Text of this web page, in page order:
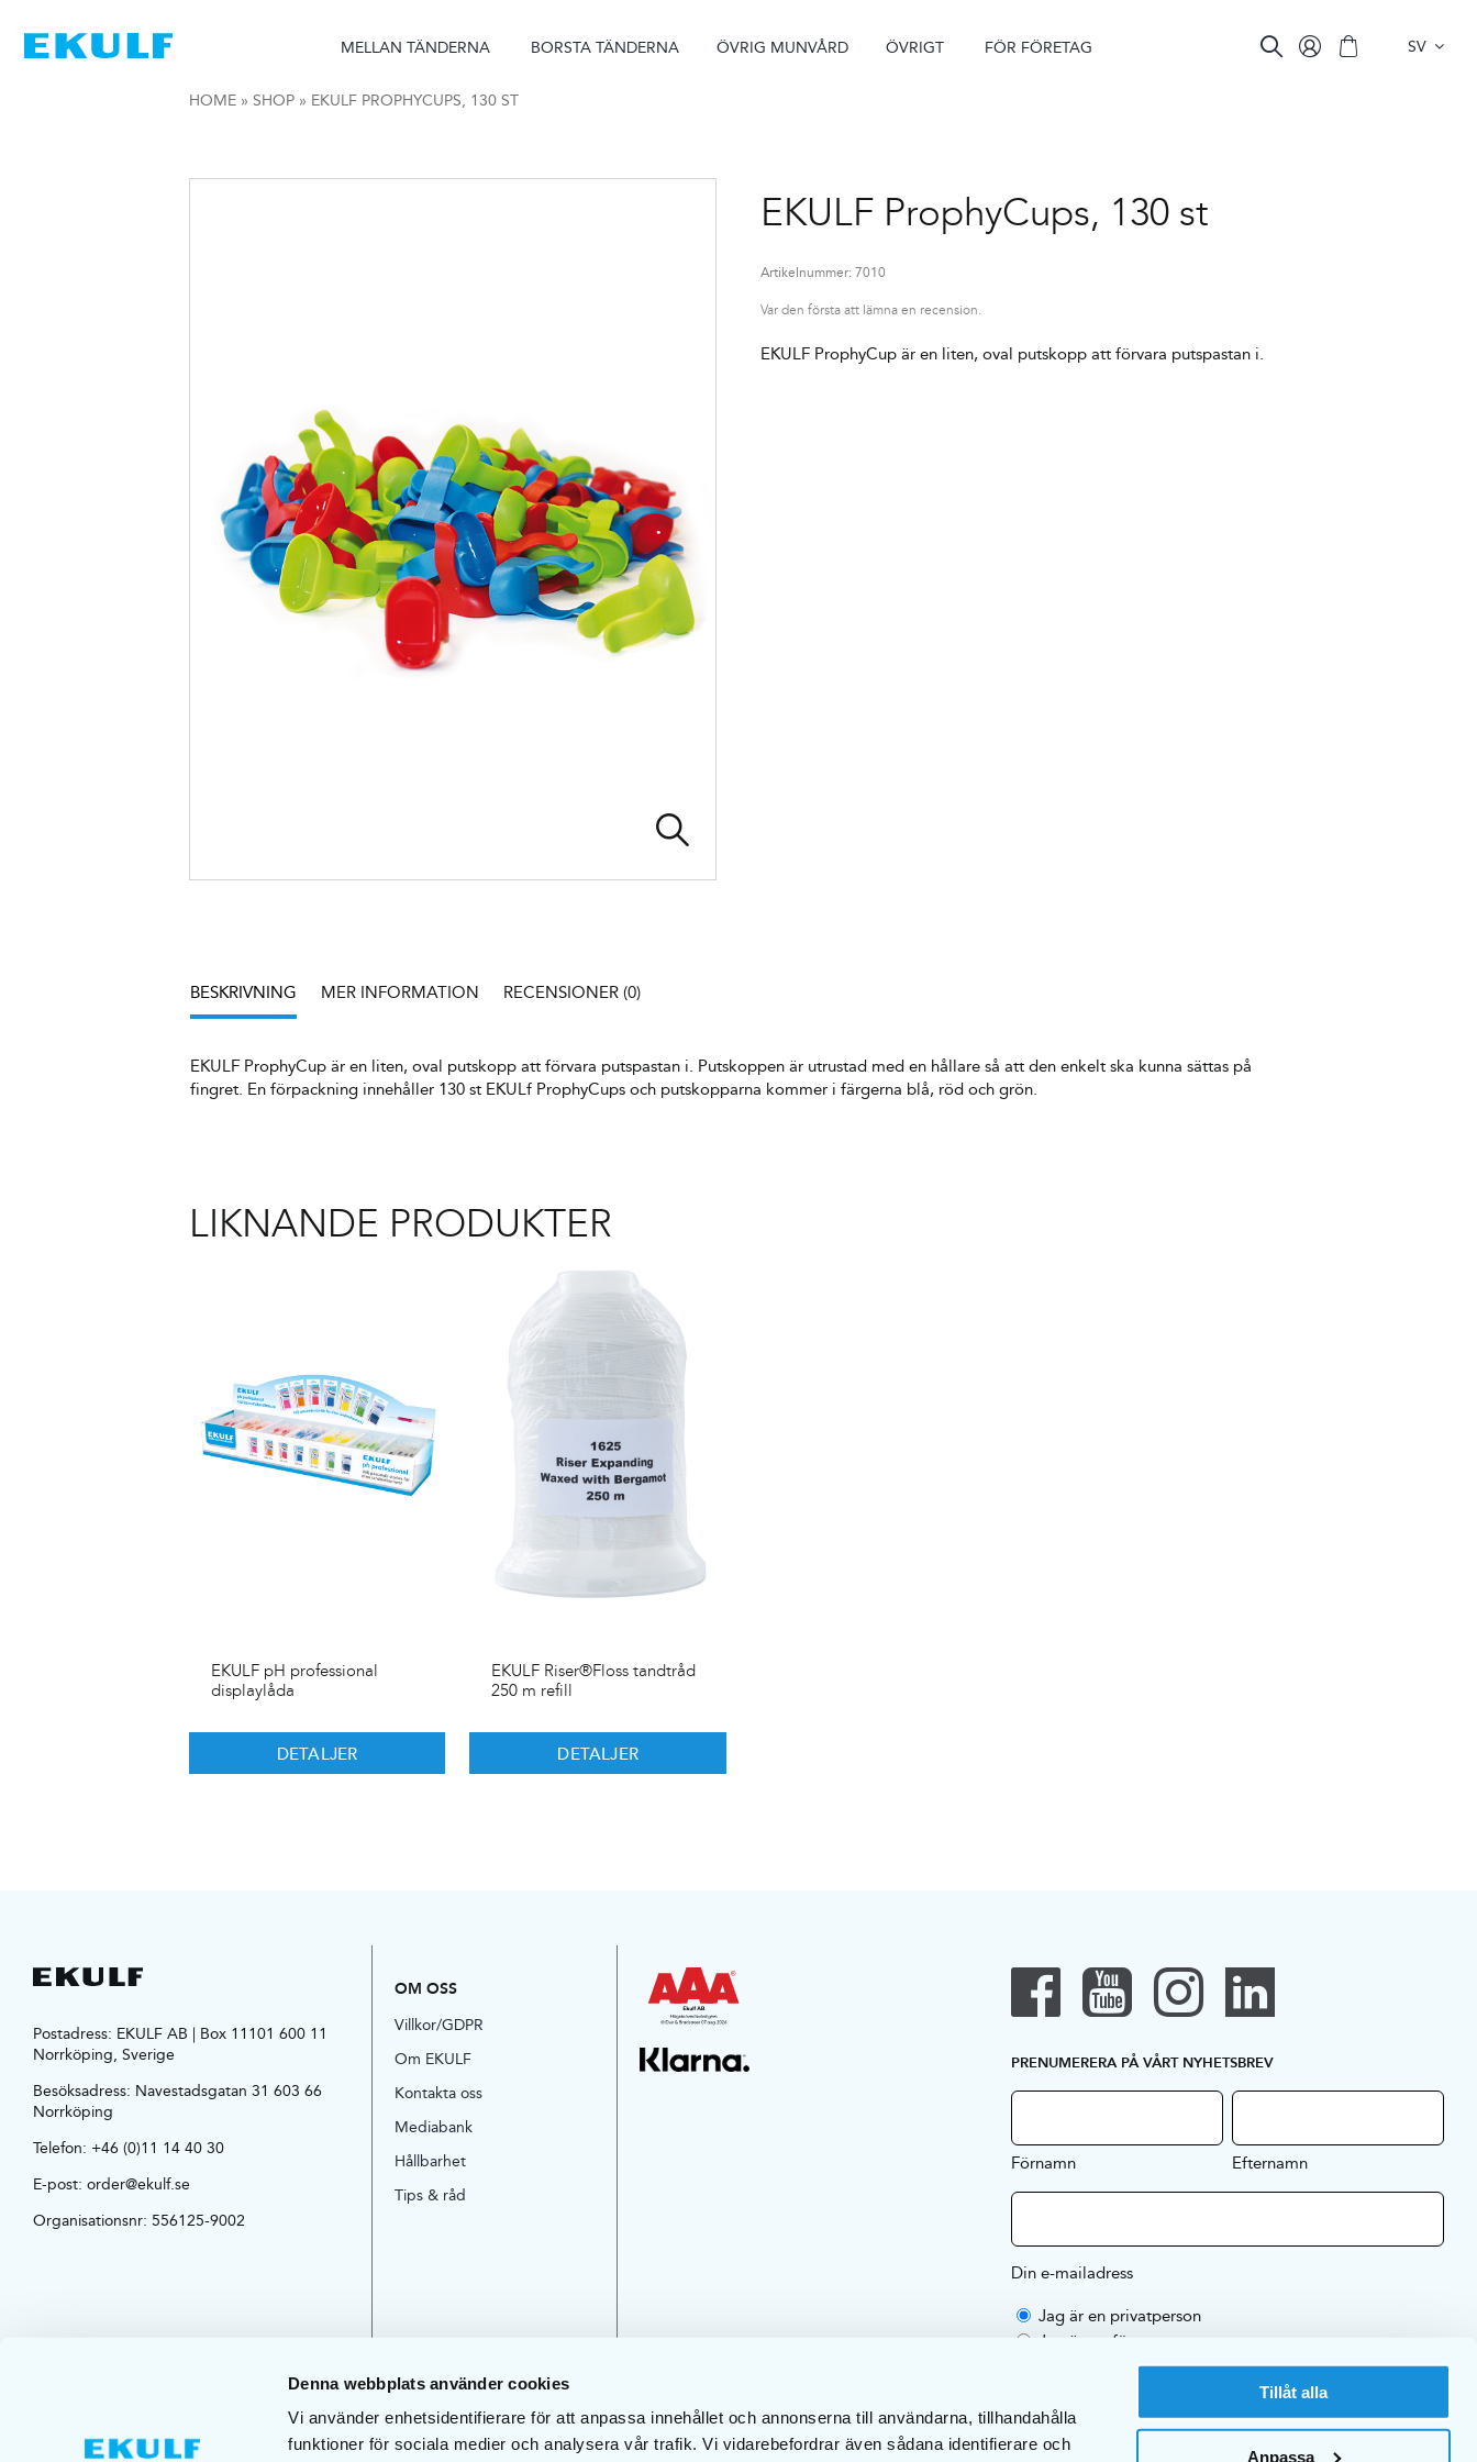
Denna webbplats använder cookies
Vi använder enhetsidentifierare för att anpassa innehållet och annonserna till användarna, tillhandahålla
funktioner för sociala medier och analysera vår trafik. Vi vidarebefordrar även sådana identifierare och
Tillåt alla
Anpassa
content
MELLAN TÄNDERNA BORSTA TÄNDERNA ÖVRIG MUNVÅRD ÖVRIGT FÖR FÖRETAG SV
HOME» SHOP» EKULF PROPHYCUPS, 130 ST
EKULF ProphyCups, 130 st
Artikelnummer:7010
Var den första att lämna en recension.
EKULF ProphyCup är en liten, oval putskopp att förvara putspastan i.
BESKRIVNING MER INFORMATION RECENSIONER (0)
EKULF ProphyCup är en liten, oval putskopp att förvara putspastan i. Putskoppen är utrustad med en hållare så att den enkelt ska kunna sättas på
fingret. En förpackning innehåller 130 st EKULf ProphyCups och putskopparna kommer i färgerna blå, röd och grön.
LIKNANDE PRODUKTER
EKULF pH professional
displaylåda
DETALJER
EKULF Riser®Floss tandtråd
250 m refill
DETALJER
Postadress: EKULF AB | Box 11101 600 11
Norrköping, Sverige
Besöksadress: Navestadsgatan 31 603 66
Norrköping
Telefon: +46 (0)11 14 40 30
E-post: order@ekulf.se
Organisationsnr: 556125-9002
OM OSS
Villkor/GDPR
Om EKULF
Kontakta oss
Mediabank
Hållbarhet
Tips & råd
PRENUMERERA PÅ VÅRT NYHETSBREV
Förnamn Efternamn
Din e-mailadress
Jag är en privatperson
Jag är ett företag